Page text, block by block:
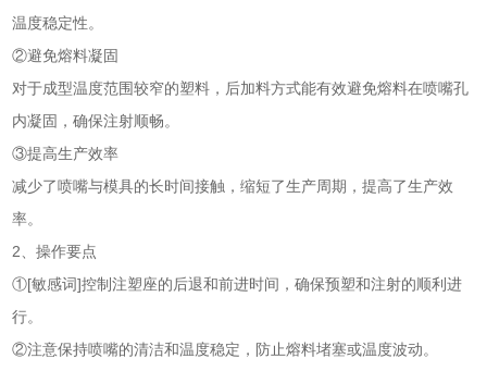
温度稳定性。
②避免熔料凝固
对于成型温度范围较窄的塑料，后加料方式能有效避免熔料在喷嘴孔
内凝固，确保注射顺畅。
③提高生产效率
减少了喷嘴与模具的长时间接触，缩短了生产周期，提高了生产效
率。
2、操作要点
①[敏感词]控制注塑座的后退和前进时间，确保预塑和注射的顺利进
行。
②注意保持喷嘴的清洁和温度稳定，防止熔料堵塞或温度波动。